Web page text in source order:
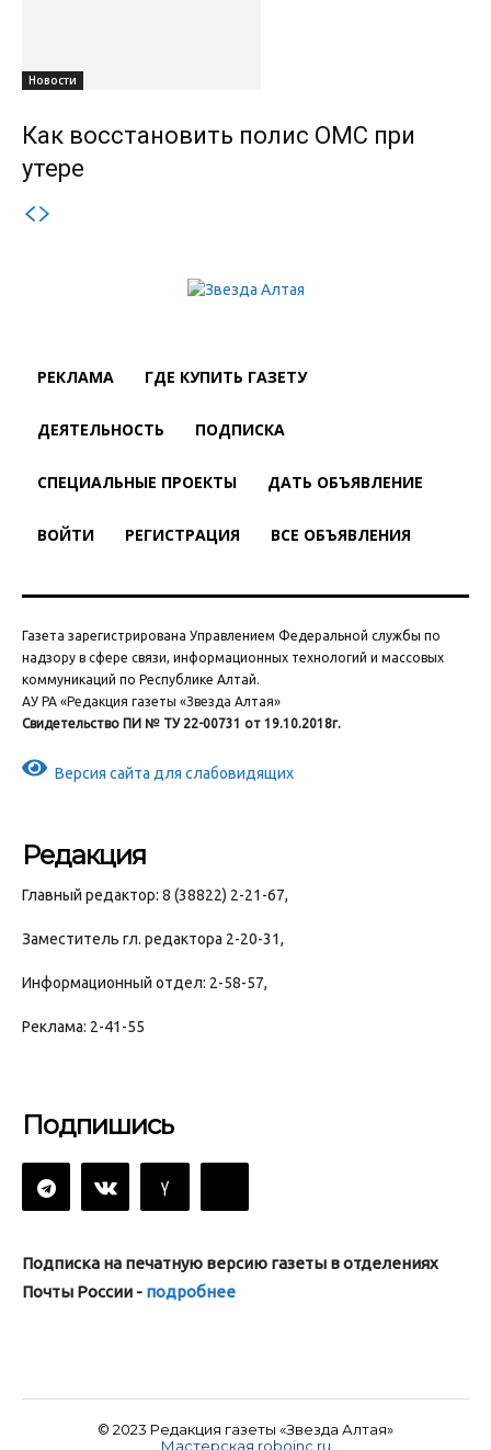
Новости
Как восстановить полис ОМС при
утере
РЕКЛАМА ГДЕ КУПИТЬ ГАЗЕТУ
ДЕЯТЕЛЬНОСТЬ ПОДПИСКА
СПЕЦИАЛЬНЫЕ ПРОЕКТЫ ДАТЬ ОБЪЯВЛЕНИЕ
ВОЙТИ РЕГИСТРАЦИЯ ВСЕ ОБЪЯВЛЕНИЯ
Газета зарегистрирована Управлением Федеральной службы по
надзору в сфере связи, информационных технологий и массовых
коммуникаций по Республике Алтай.
АУ РА «Редакция газеты «Звезда Алтая»
Свидетельство ПИ № ТУ 22-00731 от 19.10.2018г.
Версия сайта для слабовидящих
Редакция
Главный редактор: 8 (38822) 2-21-67,
Заместитель гл. редактора 2-20-31,
Информационный отдел: 2-58-57,
Реклама: 2-41-55
Подпишись
Подписка на печатную версию газеты в отделениях
Почты России - подробнее
© 2023 Редакция газеты «Звезда Алтая»
Мастерская roboinc.ru